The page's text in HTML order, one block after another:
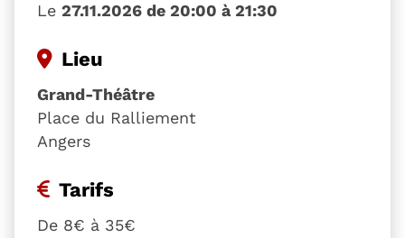
Le 27.11.2026 de 20:00 à 21:30
Lieu
Grand-Théâtre
Place du Ralliement
Angers
Tarifs
De 8€ à 35€